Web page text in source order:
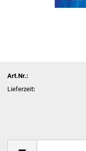
Art.Nr.:
Lieferzeit: